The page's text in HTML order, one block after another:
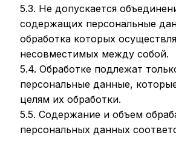
5.3. Не допускается
содержащих персональные
обработка которых
несовместимых между собой.
5.4. Обработке подлежат
персональные данные,
целям их обработки.
5.5. Содержание и объем
персональных данных